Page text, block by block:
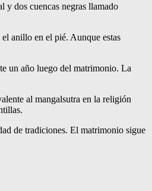
y dos cuencas negras llamado
anillo en el pié. Aunque estas
un año luego del matrimonio. La
al mangalsutra en la religión
de tradiciones. El matrimonio sigue